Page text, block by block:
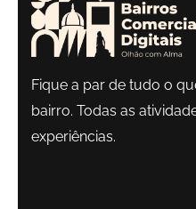
Fique a par de tudo o
bairro. Todas as
experiências.